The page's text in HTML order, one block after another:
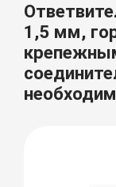
1,5 мм,